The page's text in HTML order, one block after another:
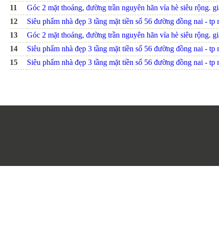
11
Góc 2 mặt thoáng, đường trần nguyên hãn vỉa hè siêu rộng.
12
Siêu phẩm nhà đẹp 3 tầng mặt tiền số 56 đường đồng nai - tp
13
Góc 2 mặt thoáng, đường trần nguyên hãn vỉa hè siêu rộng.
14
Siêu phẩm nhà đẹp 3 tầng mặt tiền số 56 đường đồng nai - tp
15
Siêu phẩm nhà đẹp 3 tầng mặt tiền số 56 đường đồng nai - tp